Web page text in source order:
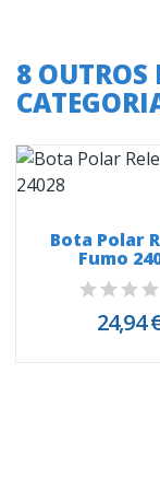
8
Bota Polar
Fumo
24,94